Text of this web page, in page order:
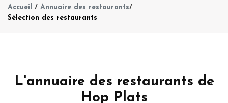
Accueil / Annuaire des restaurants/
Sélection des restaurants
L'annuaire des restaurants de
Hop Plats